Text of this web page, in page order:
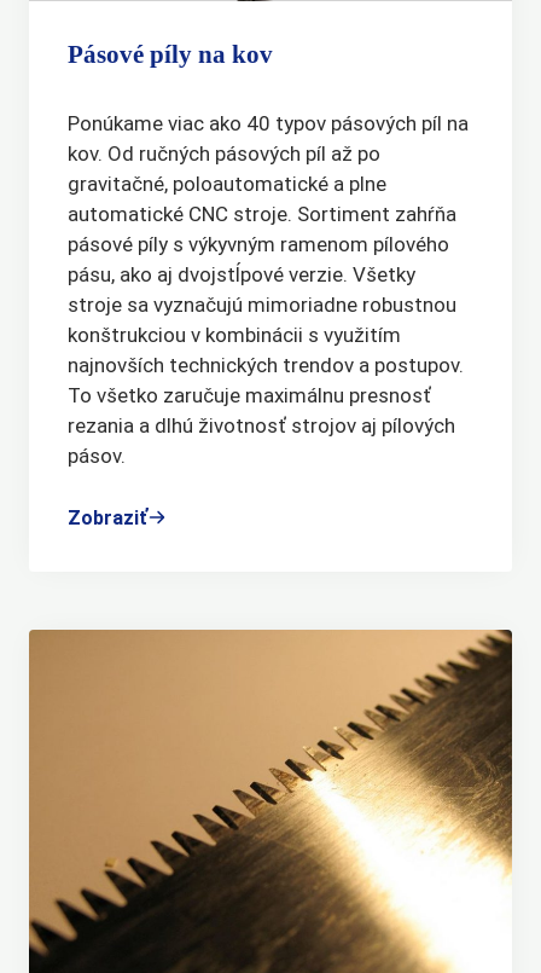
Pásové píly na kov
Ponúkame viac ako 40 typov pásových píl na
kov. Od ručných pásových píl až po
gravitačné, poloautomatické a plne
automatické CNC stroje. Sortiment zahŕňa
pásové píly s výkyvným ramenom pílového
pásu, ako aj dvojstĺpové verzie. Všetky
stroje sa vyznačujú mimoriadne robustnou
konštrukciou v kombinácii s využitím
najnovších technických trendov a postupov.
To všetko zaručuje maximálnu presnosť
rezania a dlhú životnosť strojov aj pílových
pásov.
Zobraziť